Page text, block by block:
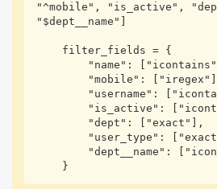
"^mobile", "is_active",
"$dept__name"]
    }